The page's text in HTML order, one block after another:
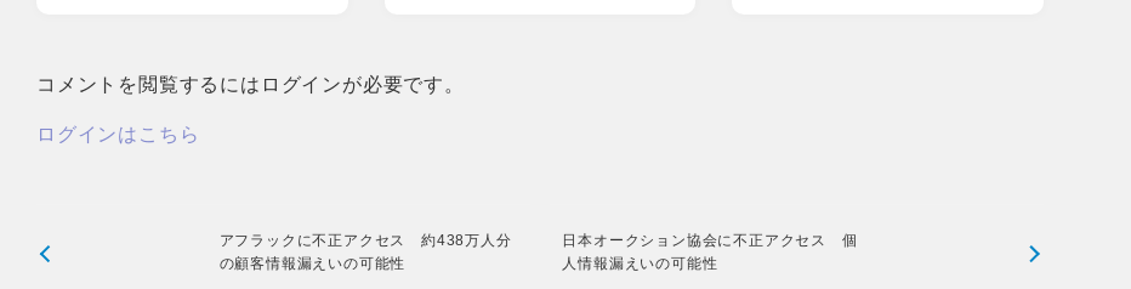
コメントを閲覧するにはログインが必要です。
ログインはこちら
アフラックに不正アクセス 約438万人分
の顧客情報漏えいの可能性
日本オークション協会に不正アクセス 個
人情報漏えいの可能性